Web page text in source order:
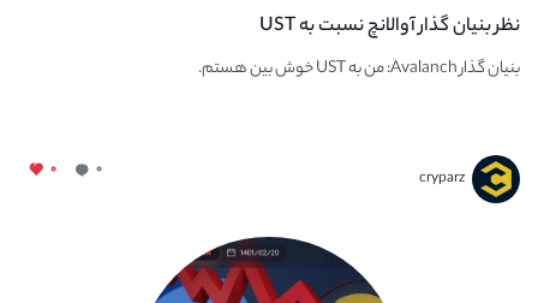
نظر بنیان گذار آوالانچ نسبت به UST
بنیان گذار Avalanch: من به UST خوش بین هستم.
cryparz ۰ ۰